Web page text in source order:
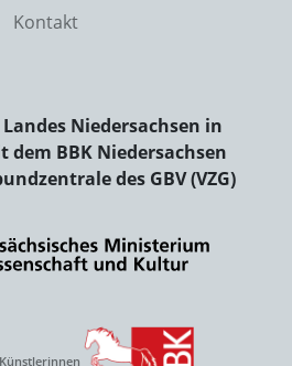
Kontakt
Niedersachsen in
BBK Niedersachsen
des GBV (VZG)